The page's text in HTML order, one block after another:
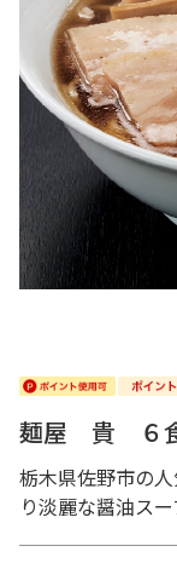
麺屋 貴 ６
栃木県佐野市の
り淡麗な醤油ス